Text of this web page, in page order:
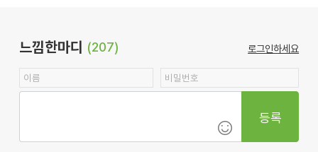
느낌한마디 (207) 로그인하세요
등록